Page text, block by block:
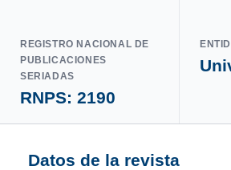
REGISTRO NACIONAL DE
PUBLICACIONES
SERIADAS
RNPS: 2190
Datos de la revista